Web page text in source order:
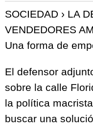
SOCIEDAD › LA
VENDEDORES
Una forma de
El defensor
sobre la calle
la política
buscar una